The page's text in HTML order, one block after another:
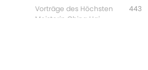
Vorträge des Höchsten
Meisterin Ching Hai
443